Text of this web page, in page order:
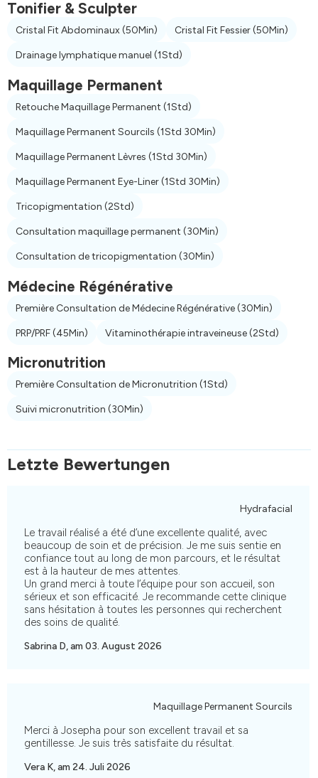
Tonifier & Sculpter
Cristal Fit Abdominaux(50Min) Cristal Fit Fessier(50Min)
Drainage lymphatique manuel (1Std)
Maquillage Permanent
Retouche Maquillage Permanent (1Std)
Maquillage Permanent Sourcils (1Std 30Min)
Maquillage Permanent Lèvres (1Std 30Min)
Maquillage Permanent Eye-Liner(1Std 30Min)
Tricopigmentation (2Std)
Consultation maquillage permanent (30Min)
Consultation de tricopigmentation (30Min)
Médecine Régénérative
Première Consultation de Médecine Régénérative(30Min)
PRP/PRF(45Min) Vitaminothérapie intraveineuse(2Std)
Micronutrition
Première Consultation de Micronutrition (1Std)
Suivi micronutrition (30Min)
Letzte Bewertungen
Hydrafacial
Le travail réalisé a été d’une excellente qualité, avec
beaucoup de soin et de précision. Je me suis sentie en
confiance tout au long de mon parcours, et le résultat
est à la hauteur de mes attentes.
Un grand merci à toute l’équipe pour son accueil, son
sérieux et son efficacité. Je recommande cette clinique
sans hésitation à toutes les personnes qui recherchent
des soins de qualité.
Sabrina D, am 03. August 2026
Maquillage Permanent Sourcils
Merci à Josepha pour son excellent travail et sa
gentillesse. Je suis très satisfaite du résultat.
Vera K, am 24. Juli 2026